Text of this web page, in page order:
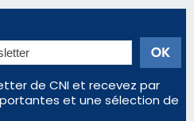
Latino évacué en urgence
marqué par une
les restaurants
restaurateurs corses
au faux vendeur de